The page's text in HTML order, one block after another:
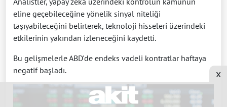
eline geçebileceğine yönelik sinyal niteliği
taşıyabileceğini belirterek, teknoloji hisseleri üzerindeki
etkilerinin yakından izleneceğini kaydetti.
Bu gelişmelerle ABD'de endeks vadeli kontratlar haftaya
negatif başladı.
x